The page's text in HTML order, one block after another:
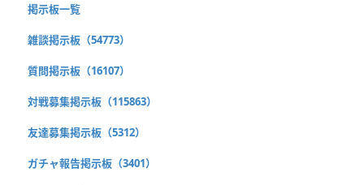
掲示板一覧
雑談掲示板（54773）
質問掲示板（16107）
対戦募集掲示板（115863）
友達募集掲示板（5312）
ガチャ報告掲示板（3401）